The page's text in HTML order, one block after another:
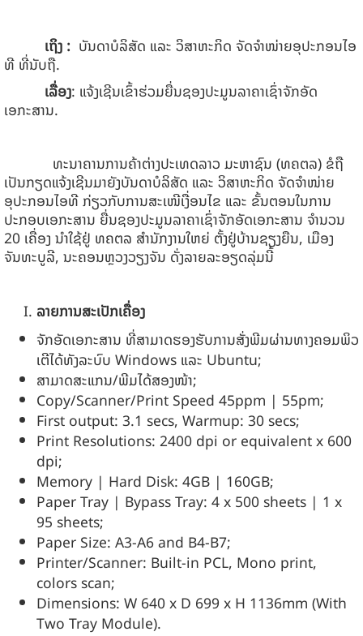
ເຖິງ : ບັນດາບໍລິສັດ ແລະ ວິສາຫະກິດ ຈັດຈໍາໜ່າຍອຸປະກອນໄອ
ທີ ທີ່ນັບຖື.
ເລື່ອງ: ແຈ້ງເຊີນເຂົ້າຮ່ວມຍື່ນຊອງປະມູນລາຄາເຊົ່າຈັກອັດ
ເອກະສານ.
ທະນາຄານການຄ້າຕ່າງປະເທດລາວ ມະຫາຊົນ (ທຄຕລ) ຂໍຖື
ເປັນກຽດແຈ້ງເຊີນມາຍັງບັນດາບໍລິສັດ ແລະ ວິສາຫະກິດ ຈັດຈໍາໜ່າຍ
ອຸປະກອນໄອທີ ກ່ຽວກັບການສະເໜີເງື່ອນໄຂ ແລະ ຂັ້ນຕອນໃນການ
ປະກອບເອກະສານ ຍື່ນຊອງປະມູນລາຄາເຊົ່າຈັກອັດເອກະສານ ຈໍານວນ
20 ເຄື່ອງ ນໍາໃຊ້ຢູ່ ທຄຕລ ສໍານັກງານໃຫຍ່ ຕັ້ງຢູ່ບ້ານຊຽງຍືນ, ເມືອງ
ຈັນທະບູລີ, ນະຄອນຫຼວງວຽງຈັນ ດັ່ງລາຍລະອຽດລຸ່ມນີ້
ລາຍການສະເປັກເຄື່ອງ
ຈັກອັດເອກະສານ ທີ່ສາມາດຮອງຮັບການສັ່ງພີມຜ່ານທາງຄອມພິວ
ເຕີໄດ້ທັງລະບົບ Windows ແລະ Ubuntu;
ສາມາດສະແກນ/ພີມໄດ້ສອງໜ້າ;
Copy/Scanner/Print Speed 45ppm | 55pm;
First output: 3.1 secs, Warmup: 30 secs;
Print Resolutions: 2400 dpi or equivalent x 600
dpi;
Memory | Hard Disk: 4GB | 160GB;
Paper Tray | Bypass Tray: 4 x 500 sheets | 1 x
95 sheets;
Paper Size: A3-A6 and B4-B7;
Printer/Scanner: Built-in PCL, Mono print,
colors scan;
Dimensions: W 640 x D 699 x H 1136mm (With
Two Tray Module).